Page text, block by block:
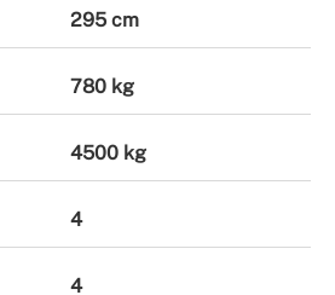
295 cm
780 kg
4500 kg
4
4